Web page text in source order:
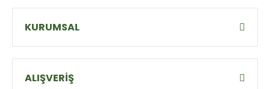
KURUMSAL
ALIŞVERİŞ